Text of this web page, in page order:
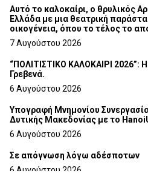
Αυτό το καλοκαίρι, ο θρυλικός
Ελλάδα με μια θεατρική
οικογένεια, όπου το τέλος
7 Αυγούστου 2026
“ΠΟΛΙΤΙΣΤΙΚΟ ΚΑΛΟΚΑΙΡΙ 2026”:
Γρεβενά.
6 Αυγούστου 2026
Υπογραφή Μνημονίου
Δυτικής Μακεδονίας με το
6 Αυγούστου 2026
Σε απόγνωση λόγω αδέσποτων
6 Αυγούστου 2026